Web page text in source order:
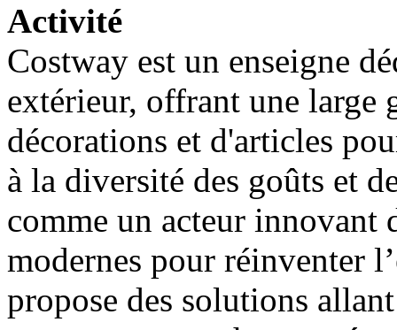
Activité
Costway est un enseigne
extérieur, offrant une large
décorations et d'articles
à la diversité des goûts et
comme un acteur innovant
modernes pour réinventer
propose des solutions